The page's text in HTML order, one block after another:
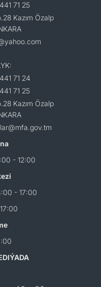
71 25
Kazım Özalp
71 24
71 25
Kazım Özalp
- 12:00
- 17:00